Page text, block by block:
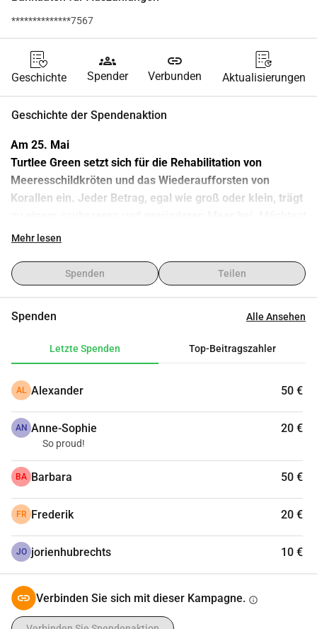
**************7567
Geschichte
groups
Spender
link
Verbunden Aktualisierungen
Geschichte der Spendenaktion
Am 25. Mai
Turtlee Green setzt sich für die Rehabilitation von
Meeresschildkröten und das Wiederaufforsten von
Korallen ein. Jeder Betrag, egal wie groß oder klein, trägt
du mich sponsern und gemeinsam einen Unterschied
Im Juli 2025 wird Axelle - die Gründerin von Turtlee Green
- für 6 Monate ein Praktikum in Kenia absolvieren. An der
Schutz der Ozeane, die sie besuchen und mit eurer
Spende hier und hilf mit 🐢
Mehr lesen
Spenden Teilen
Spenden Alle Ansehen
Letzte Spenden Top-Beitragszahler
AL Alexander 50 €
AN Anne-Sophie 20 €
So proud!
BA Barbara 50 €
FR Frederik 20 €
JO jorienhubrechts 10 €
Verbinden Sie sich mit dieser Kampagne. info